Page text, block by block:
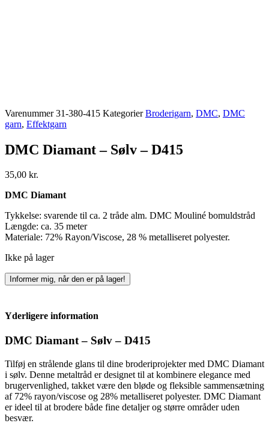
Varenummer31-380-415 Kategorier Broderigarn, DMC, DMC
garn, Effektgarn
DMC Diamant – Sølv – D415
35,00 kr.
DMC Diamant
Tykkelse: svarende til ca. 2 tråde alm. DMC Mouliné bomuldstråd
Længde: ca. 35 meter
Materiale: 72% Rayon/Viscose, 28 % metalliseret polyester.
Ikke på lager
Informer mig, når den er på lager!
Yderligere information
DMC Diamant – Sølv – D415
Tilføj en strålende glans til dine broderiprojekter med DMC Diamant
i sølv. Denne metaltråd er designet til at kombinere elegance med
brugervenlighed, takket være den bløde og fleksible sammensætning
af 72% rayon/viscose og 28% metalliseret polyester. DMC Diamant
er ideel til at brodere både fine detaljer og større områder uden
besvær.